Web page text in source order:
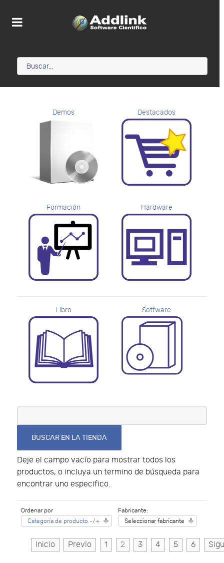
Demos Destacados
Formación Hardware
Libro Software
Deje el campo vacío para mostrar todos los
productos, o incluya un termino de búsqueda para
encontrar uno especifico.
Ordenar por
Categoría de producto -/+
Fabricante:
Seleccionar fabricante
Inicio Previo 1 2 3 4 5 6